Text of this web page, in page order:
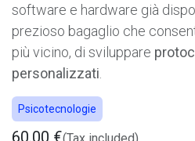
software e hardware già
prezioso bagaglio che
più vicino, di sviluppare
personalizzati
Psicotecnologie
60.00 €